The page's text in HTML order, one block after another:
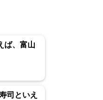
ば、富山
司といえ